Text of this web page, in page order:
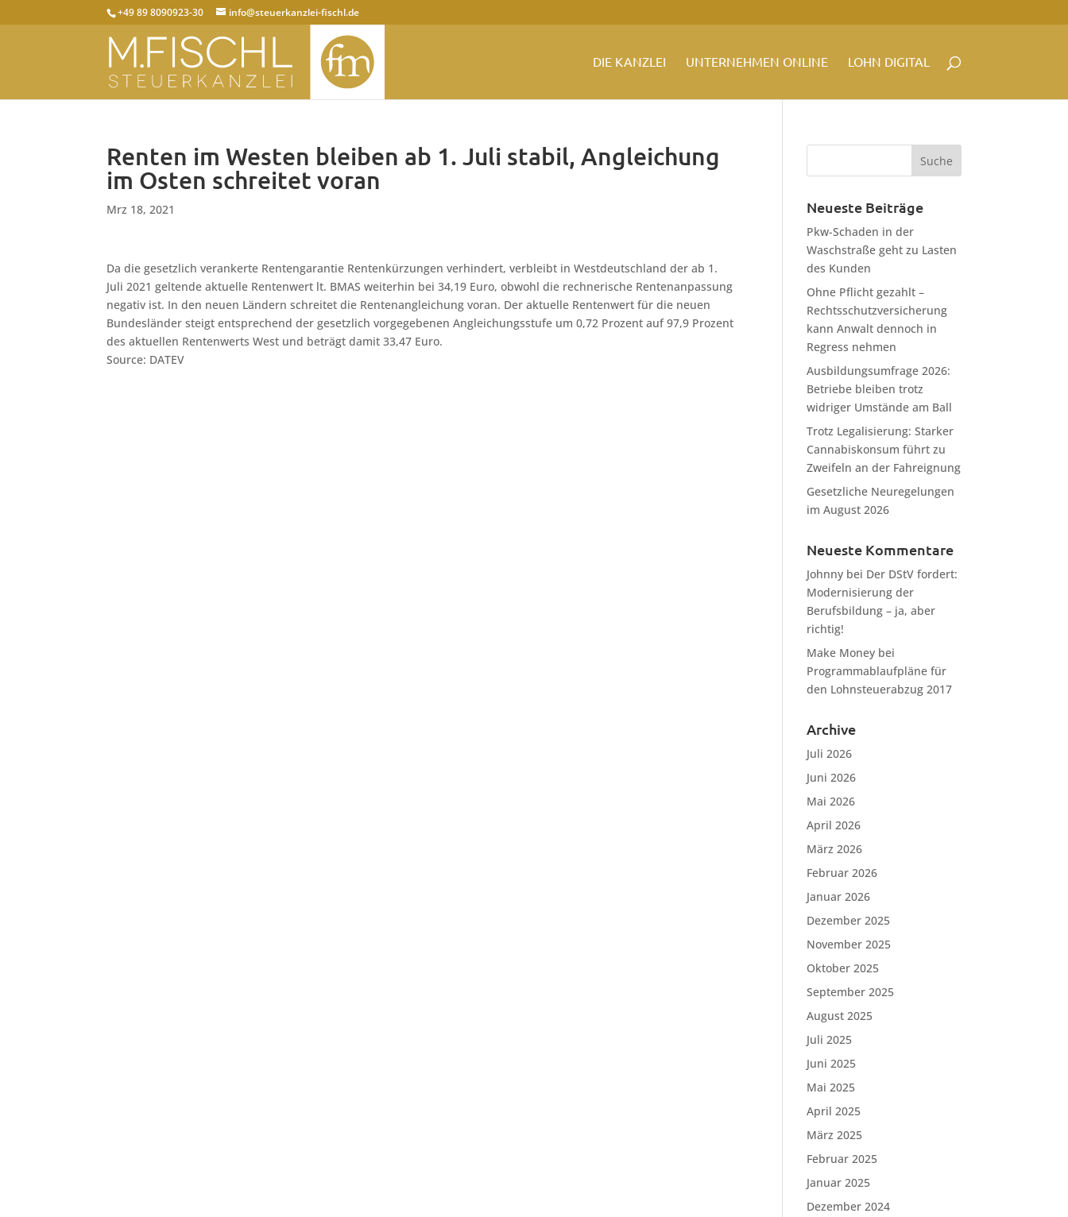
+49 89 8090923-30 info@steuerkanzlei-fischl.de
DIE KANZLEI UNTERNEHMEN ONLINE LOHN DIGITAL
Renten im Westen bleiben ab 1. Juli stabil, Angleichung
im Osten schreitet voran
Mrz 18, 2021
Da die gesetzlich verankerte Rentengarantie Rentenkürzungen verhindert, verbleibt in Westdeutschland der ab 1.
Juli 2021 geltende aktuelle Rentenwert lt. BMAS weiterhin bei 34,19 Euro, obwohl die rechnerische Rentenanpassung
negativ ist. In den neuen Ländern schreitet die Rentenangleichung voran. Der aktuelle Rentenwert für die neuen
Bundesländer steigt entsprechend der gesetzlich vorgegebenen Angleichungsstufe um 0,72 Prozent auf 97,9 Prozent
des aktuellen Rentenwerts West und beträgt damit 33,47 Euro.
Source: DATEV
Neueste Beiträge
Pkw-Schaden in der
Waschstraße geht zu Lasten
des Kunden
Ohne Pflicht gezahlt –
Rechtsschutzversicherung
kann Anwalt dennoch in
Regress nehmen
Ausbildungsumfrage 2026:
Betriebe bleiben trotz
widriger Umstände am Ball
Trotz Legalisierung: Starker
Cannabiskonsum führt zu
Zweifeln an der Fahreignung
Gesetzliche Neuregelungen
im August 2026
Neueste Kommentare
Johnny bei Der DStV fordert:
Modernisierung der
Berufsbildung – ja, aber
richtig!
Make Money bei
Programmablaufpläne für
den Lohnsteuerabzug 2017
Archive
Juli 2026
Juni 2026
Mai 2026
April 2026
März 2026
Februar 2026
Januar 2026
Dezember 2025
November 2025
Oktober 2025
September 2025
August 2025
Juli 2025
Juni 2025
Mai 2025
April 2025
März 2025
Februar 2025
Januar 2025
Dezember 2024